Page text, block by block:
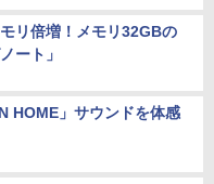
リ倍増！メモリ32GBの
ート」
HOME」サウンドを体感